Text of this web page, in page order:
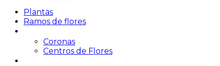
Plantas
Ramos de flores
Coronas
Centros de Flores